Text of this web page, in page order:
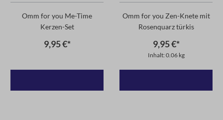
Omm for you Me-Time
Kerzen-Set
9,95 €*
Omm for you Zen-Knete mit
Rosenquarz türkis
9,95 €*
Inhalt: 0.06 kg